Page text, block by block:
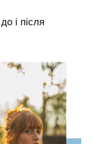
і після